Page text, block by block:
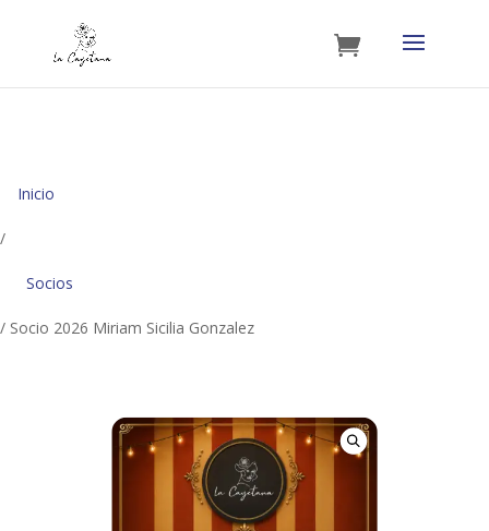
Inicio
/
Socios
/ Socio 2026 Miriam Sicilia Gonzalez